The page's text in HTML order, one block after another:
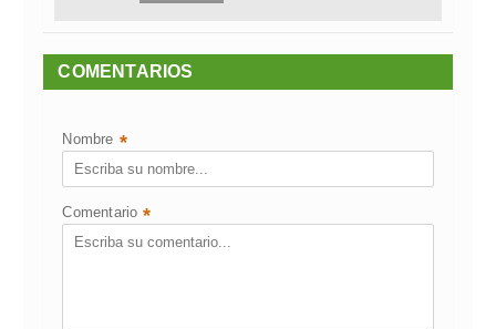
COMENTARIOS
Nombre *
Comentario *